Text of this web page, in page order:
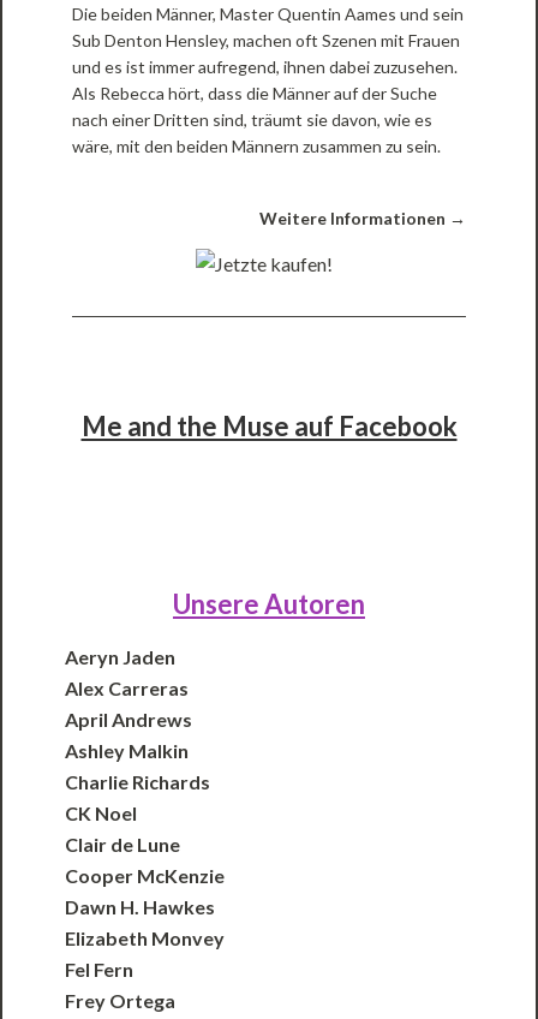
Die beiden Männer, Master Quentin Aames und sein
Sub Denton Hensley, machen oft Szenen mit Frauen
und es ist immer aufregend, ihnen dabei zuzusehen.
Als Rebecca hört, dass die Männer auf der Suche
nach einer Dritten sind, träumt sie davon, wie es
wäre, mit den beiden Männern zusammen zu sein.
Weitere Informationen →
Me and the Muse auf Facebook
Unsere Autoren
Aeryn Jaden
Alex Carreras
April Andrews
Ashley Malkin
Charlie Richards
CK Noel
Clair de Lune
Cooper McKenzie
Dawn H. Hawkes
Elizabeth Monvey
Fel Fern
Frey Ortega